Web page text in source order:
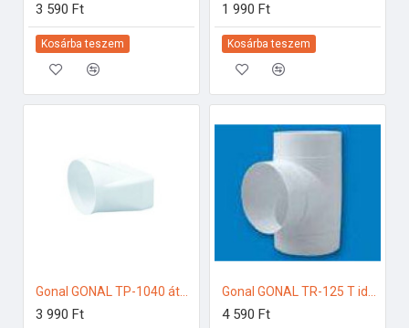
3 590 Ft
Kosárba teszem
1 990 Ft
Kosárba teszem
Gonal GONAL TP-1040 átalakító idom, NA125 - 55x220 125-ös páraelszívóhoz
3 990 Ft
Gonal GONAL TR-125 T idom, NA125 125-ös páraelszívóhoz
4 590 Ft